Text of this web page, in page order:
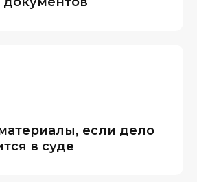
если дело
в суде